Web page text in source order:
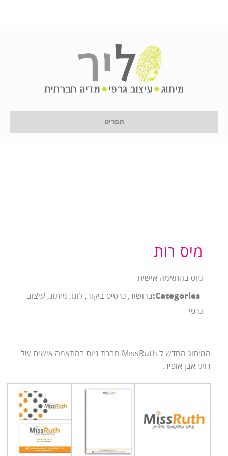
תפריט
מיס רות
גיוס בהתאמה אישית
Categories: ברושור, כרטיס ביקור, לוגו, מיתוג, עיצוב
גרפי
המיתוג החדש ל MissRuth חברת גיוס בהתאמה אישית של
רותי אבן אופיר.